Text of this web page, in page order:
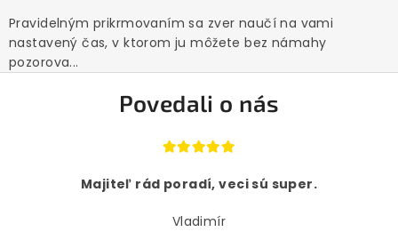
Pravidelným prikrmovaním sa zver naučí na vami
nastavený čas, v ktorom ju môžete bez námahy
pozorova...
Povedali o nás
Majiteľ rád poradí, veci sú super.
Vladimír